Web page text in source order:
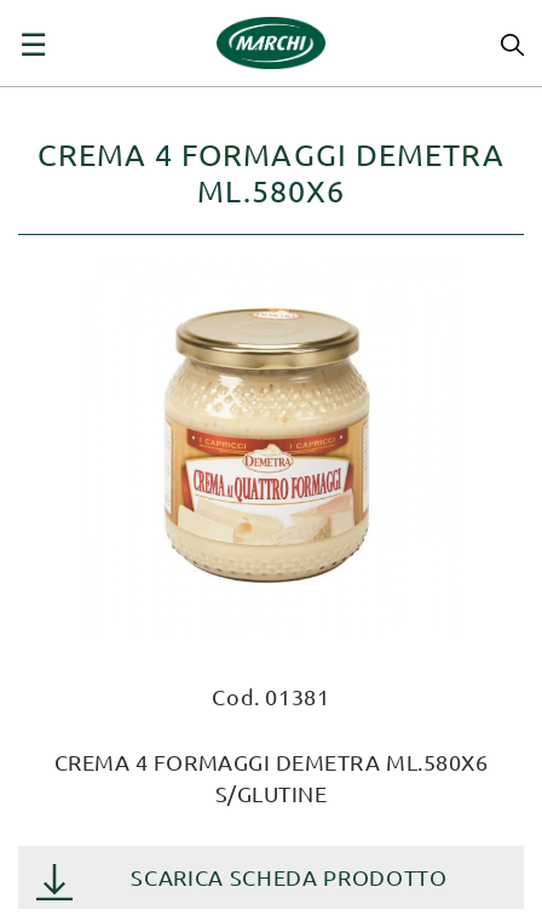
navigazione
☰
CREMA 4 FORMAGGI DEMETRA
ML.580X6
Cod. 01381
CREMA 4 FORMAGGI DEMETRA ML.580X6
S/GLUTINE
SCARICA SCHEDA PRODOTTO